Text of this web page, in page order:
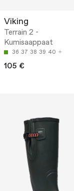
Viking
Terrain 2 -
Kumisaappaat
36 37 38 39 40
105 €